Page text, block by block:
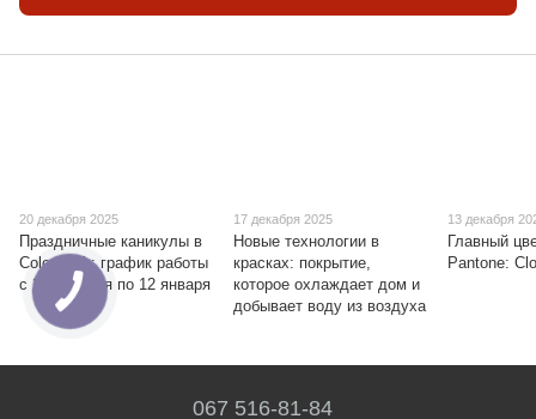
20 декабря 2025
Праздничные каникулы в
Color Club: график работы
с 26 декабря по 12 января
17 декабря 2025
Новые технологии в
красках: покрытие,
которое охлаждает дом и
добывает воду из воздуха
13 декабря
Главный
Pantone:
067 516-81-84